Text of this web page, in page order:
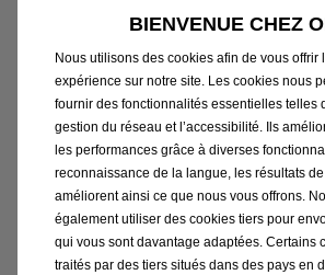
Garantie de la batterie
Tous nos véhicules électriques
d’une garantie de huit ans ou
couvrant au moins 70 % de la
charge originale de la batterie
période ou cette distance. Nous
BIENVENUE CHEZ
Nous utilisons des cookies afin de vous offrir
expérience sur notre site. Les cookies nous
fournir des fonctionnalités essentielles telles
gestion du réseau et l’accessibilité. Ils
les performances grâce à diverses
reconnaissance de la langue, les résultats
améliorent ainsi ce que nous vous offrons.
également utiliser des cookies tiers pour
qui vous sont davantage adaptées. Certains
traités par des tiers situés dans des pays en